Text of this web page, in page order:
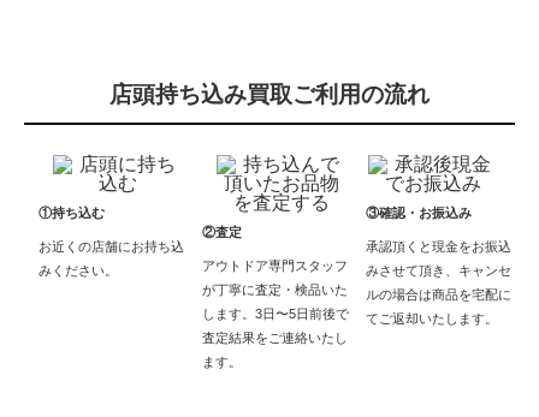
店頭持ち込み買取ご利用の流れ
①持ち込む
お近くの店舗にお持ち込
みください。
②査定
アウトドア専門スタッフ
が丁寧に査定・検品いた
します。3日〜5日前後で
査定結果をご連絡いたし
ます。
③確認・お振込み
承認頂くと現金をお振込
みさせて頂き、キャンセ
ルの場合は商品を宅配に
てご返却いたします。